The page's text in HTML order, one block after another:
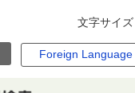
文字サイズ
Foreign Language